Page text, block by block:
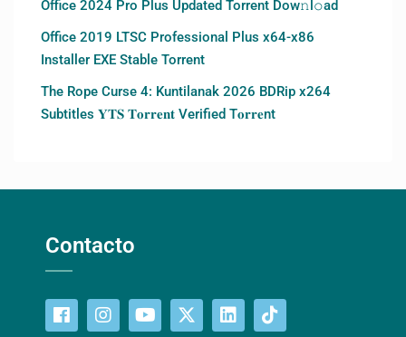
Office 2024 Pro Plus Updated Torrent Dow𝚗l𝚘аd
Office 2019 LTSC Professional Plus x64-x86
Installer EXE Stable Torrent
The Rope Curse 4: Kuntilanak 2026 BDRip x264
Subtitles 𝐘𝐓𝐒 𝐓𝐨𝐫𝐫𝐞𝐧𝐭 Verified T𝐨𝐫𝐫𝐞nt
Contacto